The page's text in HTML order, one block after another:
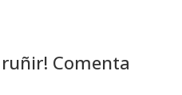
Comenta